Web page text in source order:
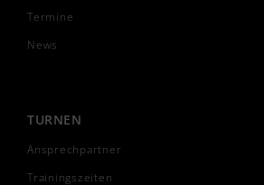
Termine
News
TURNEN
Ansprechpartner
Trainingszeiten